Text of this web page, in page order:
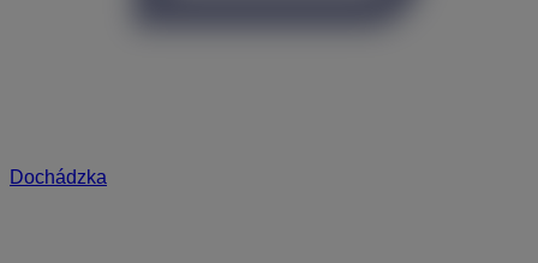
Dochádzka